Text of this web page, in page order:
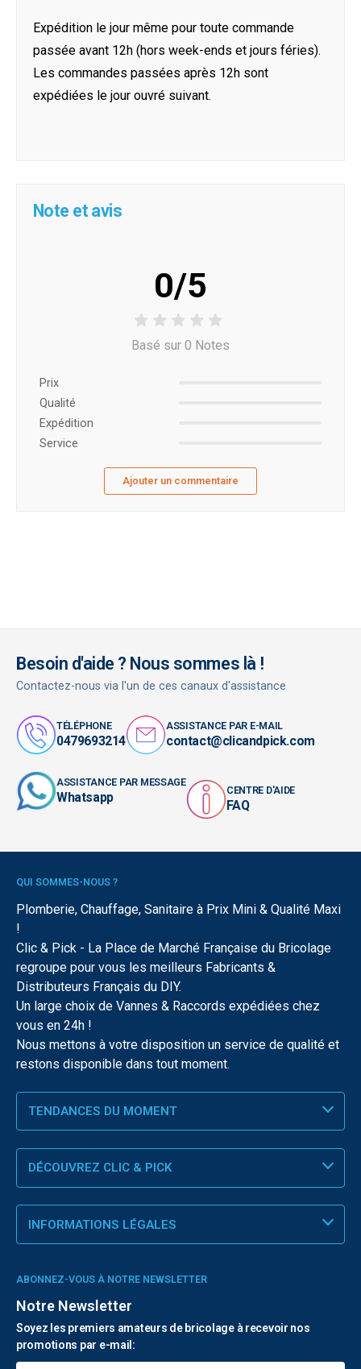
Expédition le jour même pour toute commande
passée avant 12h (hors week-ends et jours féries).
Les commandes passées après 12h sont
expédiées le jour ouvré suivant.
Note et avis
0/5
Basé sur 0 Notes
Prix ​​
Qualité
Expédition
Service
Ajouter un commentaire
Besoin d'aide ? Nous sommes là !
Contactez-nous via l'un de ces canaux d'assistance
TÉLÉPHONE
0479693214
ASSISTANCE PAR E-MAIL
contact@clicandpick.com
ASSISTANCE PAR MESSAGE
Whatsapp CENTRE D'AIDE
FAQ
QUI SOMMES-NOUS ?
Plomberie, Chauffage, Sanitaire à Prix Mini & Qualité Maxi
!
Clic & Pick - La Place de Marché Française du Bricolage
regroupe pour vous les meilleurs Fabricants &
Distributeurs Français du DIY.
Un large choix de Vannes & Raccords expédiées chez
vous en 24h !
Nous mettons à votre disposition un service de qualité et
restons disponible dans tout moment.
TENDANCES DU MOMENT
DÉCOUVREZ CLIC & PICK
INFORMATIONS LÉGALES
ABONNEZ-VOUS À NOTRE NEWSLETTER
Notre Newsletter
Soyez les premiers amateurs de bricolage à recevoir nos
promotions par e-mail: